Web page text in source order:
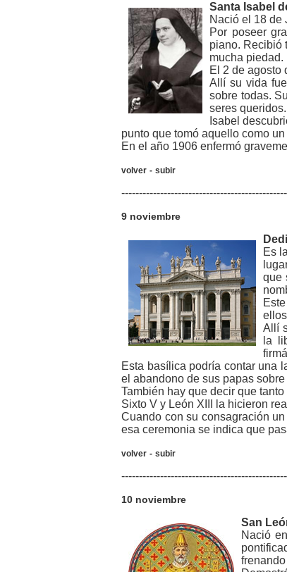
Santa Isabel
Nació el 18 de
Por poseer
piano. Recibió
mucha piedad.
El 2 de agosto
Allí su vida
sobre todas.
seres queridos.
Isabel
punto que tomó aquello como
En el año 1906 enfermó
volver - subir
9 noviembre
Es
que
Allí
la
Esta basílica podría contar una
el abandono de sus papas
También hay que decir que
Sixto V y León XIII la hicieron
Cuando con su consagración
esa ceremonia se indica que
volver - subir
10 noviembre
San
Nació